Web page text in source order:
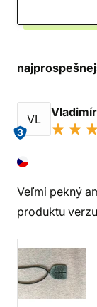
VL
3
Veľmi pekný
produktu